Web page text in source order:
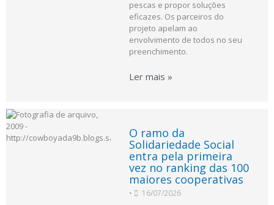
pescas e propor soluções
eficazes. Os parceiros do
projeto apelam ao
envolvimento de todos no seu
preenchimento.
Ler mais »
O ramo da
Solidariedade Social
entra pela primeira
vez no ranking das 100
maiores cooperativas
• 16/07/2026